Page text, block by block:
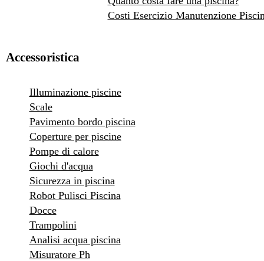
Costi Esercizio Manutenzione
Accessoristica
Illuminazione piscine
Scale
Pavimento bordo piscina
Coperture per piscine
Pompe di calore
Giochi d'acqua
Sicurezza in piscina
Robot Pulisci Piscina
Docce
Trampolini
Analisi acqua piscina
Misuratore Ph